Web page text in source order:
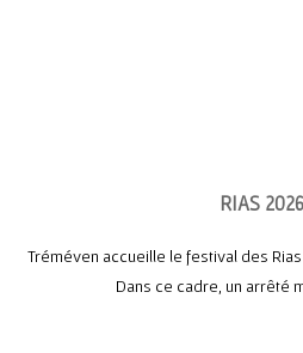
RIAS 2026
Tréméven accueille le festival des
Dans ce cadre, un arrêté